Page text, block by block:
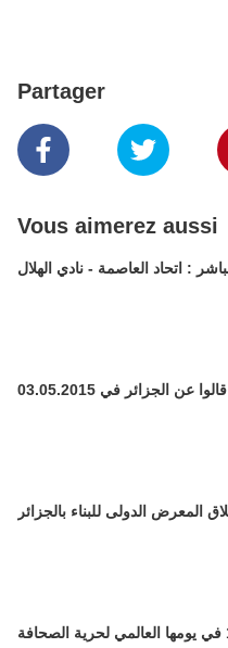
Partager
Vous aimerez aussi
: اتحاد العاصمة - نادي الهلال
قالوا عن الجزائر في 03.05.2015
المعرض الدولى للبناء بالجزائر